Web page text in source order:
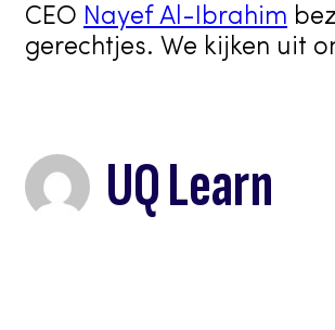
CEO Nayef Al-Ibrahim
gerechtjes. We kijken uit
UQ Learn